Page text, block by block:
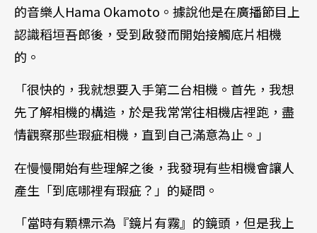
的音樂人Hama Okamoto。據說他是在廣播節目上
認識稻垣吾郎後，受到啟發而開始接觸底片相機
的。
「很快的，我就想要入手第二台相機。首先，我想
先了解相機的構造，於是我常常往相機店裡跑，盡
情觀察那些瑕疵相機，直到自己滿意為止。」
在慢慢開始有些理解之後，我發現有些相機會讓人
產生「到底哪裡有瑕疵？」的疑問。
「當時有顆標示為『鏡片有霧』的鏡頭，但是我上